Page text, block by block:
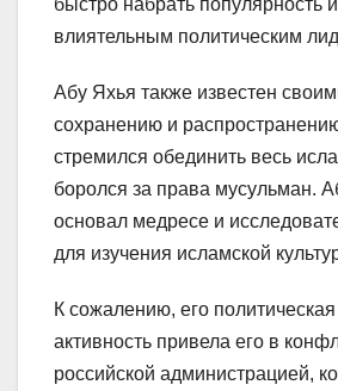
быстро набрать популярность и
влиятельным политическим
Абу Яхья также известен
сохранению и
стремился обединить весь
боролся за права мусульман.
основал медресе и
для изучения исламской
К сожалению, его
активность привела его в
российской администрацией,